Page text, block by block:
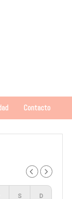
Contacto